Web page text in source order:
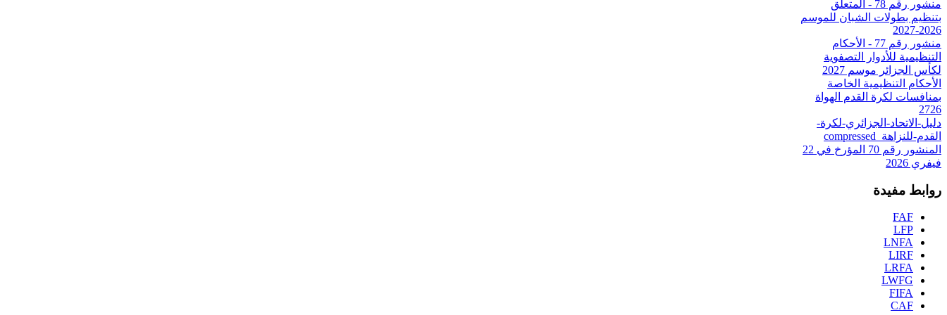
منشور رقم 78 - المتعلق
بتنظيم بطولات الشبان للموسم
2026-2027
منشور رقم 77 - الأحكام
التنظيمية للأدوار التصفوية
لكأس الجزائر موسم 2027
الأحكام التنظيمية الخاصة
بمنافسات لكرة القدم الهواة
2726
دليل-الاتحاد-الجزائري-لكرة-
القدم-للنزاهة_compressed
المنشور رقم 70 المؤرخ في 22
فيفري 2026
روابط مفيدة
FAF
LFP
LNFA
LIRF
LRFA
LWFG
FIFA
CAF